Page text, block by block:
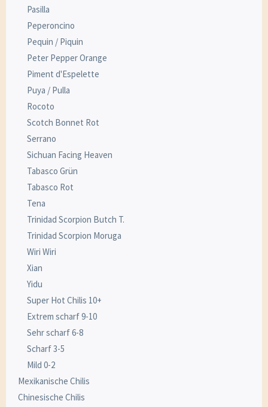
Pasilla
Peperoncino
Pequin / Piquin
Peter Pepper Orange
Piment d'Espelette
Puya / Pulla
Rocoto
Scotch Bonnet Rot
Serrano
Sichuan Facing Heaven
Tabasco Grün
Tabasco Rot
Tena
Trinidad Scorpion Butch T.
Trinidad Scorpion Moruga
Wiri Wiri
Xian
Yidu
Super Hot Chilis 10+
Extrem scharf 9-10
Sehr scharf 6-8
Scharf 3-5
Mild 0-2
Mexikanische Chilis
Chinesische Chilis